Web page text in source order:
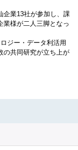
業13社が参加し、課
業様が二人三脚となっ
ジー・データ利活用
の共同研究が立ち上が